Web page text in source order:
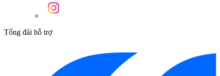
Tổng đài hỗ trợ